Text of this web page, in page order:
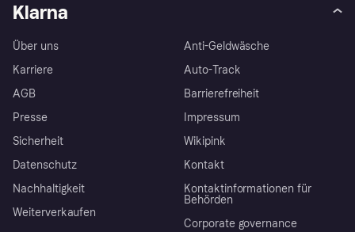
Klarna
Über uns
Karriere
AGB
Presse
Sicherheit
Datenschutz
Nachhaltigkeit
Weiterverkaufen
Anti-Geldwäsche
Auto-Track
Barrierefreiheit
Impressum
Wikipink
Kontakt
Kontaktinformationen für
Behörden
Corporate governance